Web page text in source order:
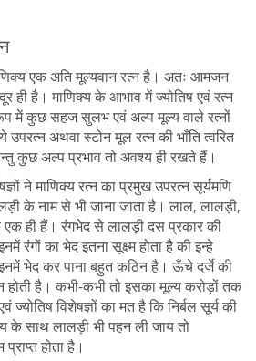
एक अति मूल्यवान रत्न है। अतः आमजन
ही है। माणिक्य के आभाव में ज्योतिष एवं रत्न
में कुछ सहज सुलभ एवं अल्प मूल्य वाले रत्नों
उपरत्न अथवा स्टोन मूल रत्न की भाँति त्वरित
कुछ अल्प प्रभाव तो अवश्य ही रखते हैं।
ने माणिक्य रत्न का प्रमुख उपरत्न सूर्यमणि
के नाम से भी जाना जाता है। लाल, लालड़ी,
एक ही हैं। रंगभेद से लालड़ी दस प्रकार की
रंगों का भेद इतना सूक्ष्म होता है की इन्हे
भेद कर पाना बहुत कठिन है। ऊँचे दर्जे की
होती है। कभी-कभी तो इसका मूल्य करोड़ों तक
ज्योतिष विशेषज्ञों का मत है कि निर्बल सूर्य की
के साथ लालड़ी भी पहन ली जाय तो
होता है।